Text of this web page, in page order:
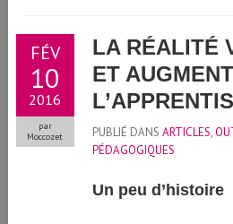
FÉV
10
2016
par
Moccozet
LA RÉALITÉ
ET
PUBLIÉ DANS ARTICLES,
PÉDAGOGIQUES
Un peu d’histoire